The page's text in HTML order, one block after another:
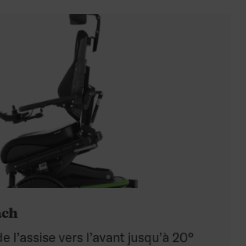
l’assise vers l’avant jusqu’à 20°